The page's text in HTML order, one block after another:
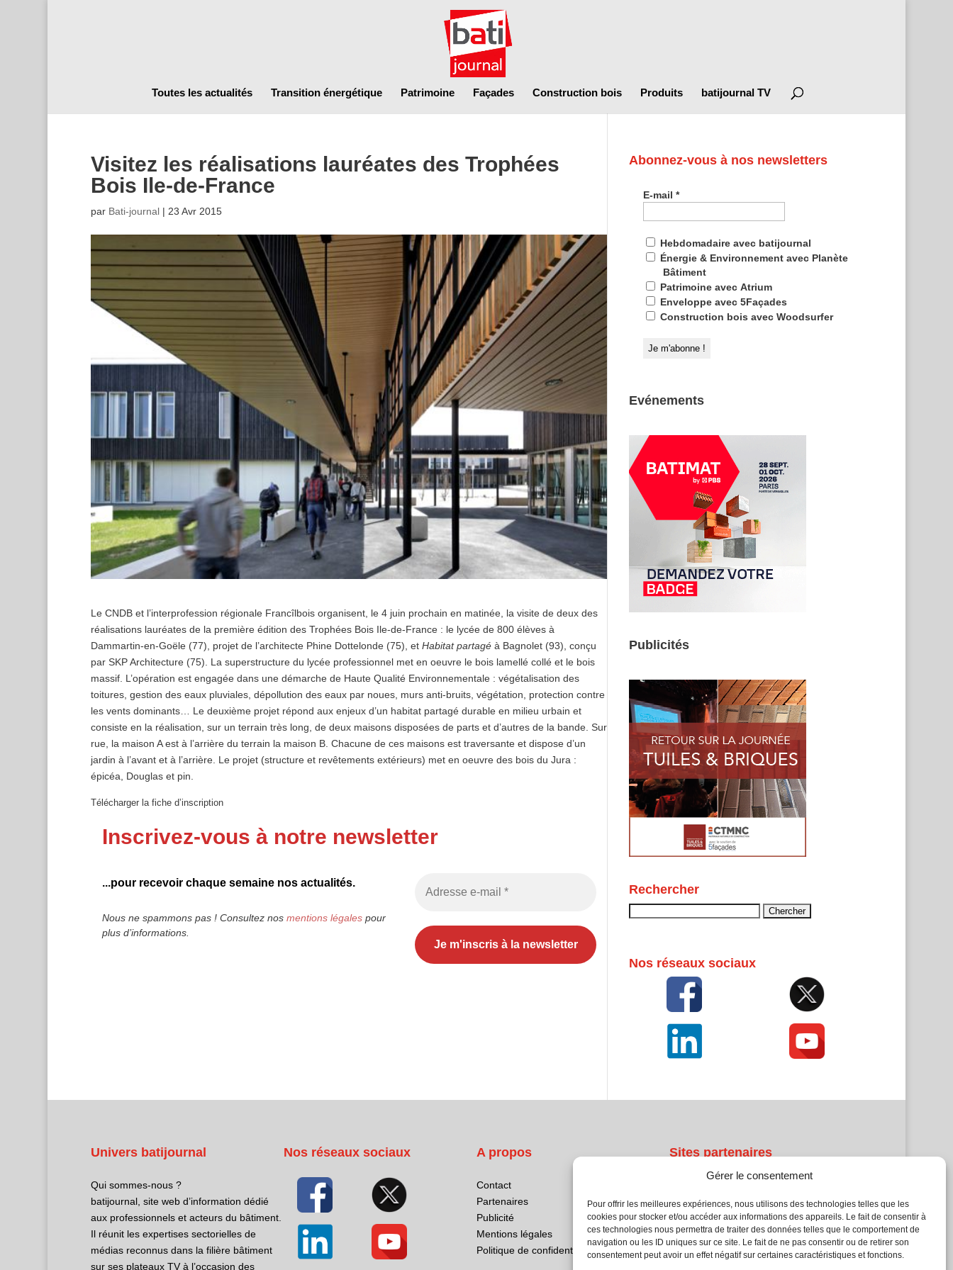
Gérer le consentement
Pour offrir les meilleures expériences, nous utilisons des technologies telles que les
cookies pour stocker et/ou accéder aux informations des appareils. Le fait de consentir à
ces technologies nous permettra de traiter des données telles que le comportement de
navigation ou les ID uniques sur ce site. Le fait de ne pas consentir ou de retirer son
consentement peut avoir un effet négatif sur certaines caractéristiques et fonctions.
Toutes les actualités Transition énergétique Patrimoine Façades Construction bois Produits batijournal TV
Visitez les réalisations lauréates des Trophées
Bois Ile-de-France
par Bati-journal| 23 Avr 2015
Le CNDB et l’interprofession régionale Francîlbois organisent, le 4 juin prochain en matinée, la visite de deux des
réalisations lauréates de la première édition des Trophées Bois Ile-de-France : le lycée de 800 élèves à
Dammartin-en-Goële (77), projet de l’architecte Phine Dottelonde (75), et Habitat partagéà Bagnolet (93), conçu
par SKP Architecture (75). La superstructure du lycée professionnel met en oeuvre le bois lamellé collé et le bois
massif. L’opération est engagée dans une démarche de Haute Qualité Environnementale : végétalisation des
toitures, gestion des eaux pluviales, dépollution des eaux par noues, murs anti-bruits, végétation, protection contre
les vents dominants… Le deuxième projet répond aux enjeux d’un habitat partagé durable en milieu urbain et
consiste en la réalisation, sur un terrain très long, de deux maisons disposées de parts et d’autres de la bande. Sur
rue, la maison A est à l’arrière du terrain la maison B. Chacune de ces maisons est traversante et dispose d’un
jardin à l’avant et à l’arrière. Le projet (structure et revêtements extérieurs) met en oeuvre des bois du Jura :
épicéa, Douglas et pin.
Télécharger la fiche d’inscription
Inscrivez-vous à notre newsletter
...pour recevoir chaque semaine nos actualités.
Nous ne spammons pas ! Consultez nos mentions légalespour
plus d’informations.
Abonnez-vous à nos newsletters
E-mail*
Hebdomadaire avec batijournal
Énergie & Environnement avec Planète
Bâtiment
Patrimoine avec Atrium
Enveloppe avec 5Façades
Construction bois avec Woodsurfer
Evénements
Publicités
Rechercher
Nos réseaux sociaux
Univers batijournal
Qui sommes-nous ?
batijournal, site web d’information dédié
aux professionnels et acteurs du bâtiment.
Il réunit les expertises sectorielles de
médias reconnus dans la filière bâtiment
sur ses plateaux TV à l’occasion des
Nos réseaux sociaux A propos
Contact
Partenaires
Publicité
Mentions légales
Politique de confidentialité
Sites partenaires
Atrium Patrimoine
Kiosque 21
L'Atelier Bois
Planète Bâtiment